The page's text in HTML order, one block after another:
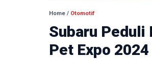
Home / Otomotif
Subaru Peduli
Pet Expo 2024